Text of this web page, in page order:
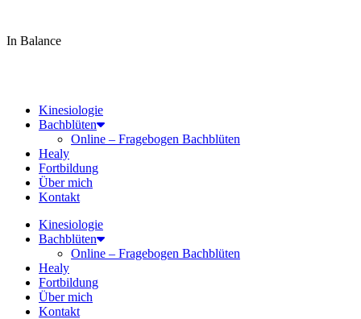
In Balance
Kinesiologie
Bachblüten
Online – Fragebogen Bachblüten
Healy
Fortbildung
Über mich
Kontakt
Kinesiologie
Bachblüten
Online – Fragebogen Bachblüten
Healy
Fortbildung
Über mich
Kontakt